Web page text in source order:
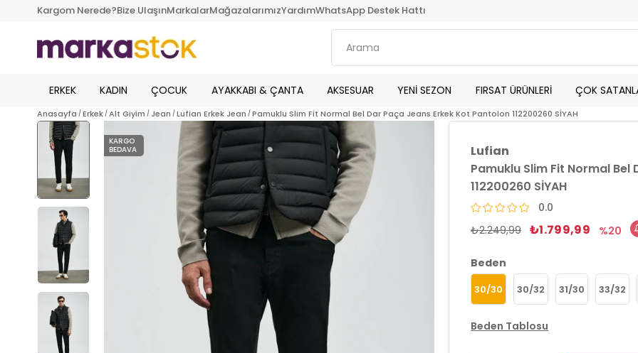
Kargom Nerede?Bize UlaşınMarkalarMağazalarımızYardımWhatsApp Destek Hattı
ERKEK KADIN ÇOCUK AYAKKABI & ÇANTA AKSESUAR YENİ SEZON FIRSAT ÜRÜNLERİ ÇOK
Anasayfa Erkek Alt Giyim Jean Lufian Erkek Jean Pamuklu Slim Fit Normal Bel Dar Paça Jeans Erkek Kot Pantolon 112200260 SİYAH
KARGO
BEDAVA
Lufian
Pamuklu Slim Fit Normal
112200260 SİYAH
0.0
₺2.249,99 ₺1.799,99 20
Beden
30/30 30/32 31/30 33/32
Beden Tablosu